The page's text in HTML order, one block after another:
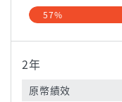
57%
2年
原幣績效